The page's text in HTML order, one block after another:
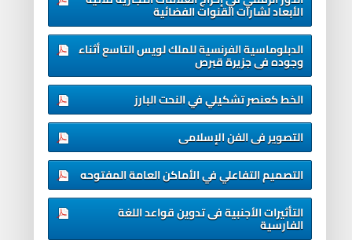
الأبعاد لشارات القنوات الفضائية
الدبلوماسية الفرنسية للملك لويس التاسع أثناء
وجوده فى جزيرة قبرص
الخط كعنصر تشكيلي في النحت البارز
التصوير فى الفن الإسلامى
التصميم التفاعلي في الأماكن العامة المفتوحه
التأثيرات الأجنبية فى تدوين قواعد اللغة
الفارسية